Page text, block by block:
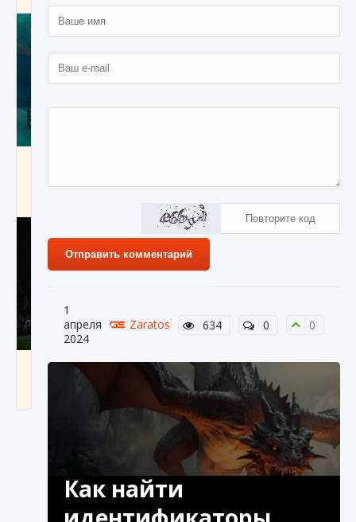
Как исправить ошибку EA FC 25 beta,
которая не работает
0
Отправить комментарий
1
апреля
2024
Zaratos 634 0 0
Как найти